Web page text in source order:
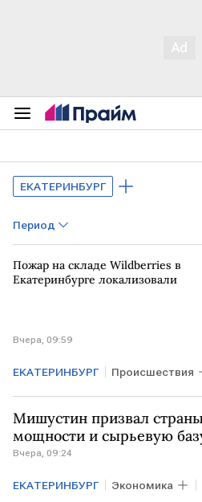
ЕКАТЕРИНБУРГ
Период
Пожар на складе Wildberries в
Екатеринбурге локализовали
Вчера, 09:59
ЕКАТЕРИНБУРГ Происшествия
Свердловская область
пожар
Мишустин призвал
мощности и сырьевую
Вчера, 09:24
ЕКАТЕРИНБУРГ Экономика